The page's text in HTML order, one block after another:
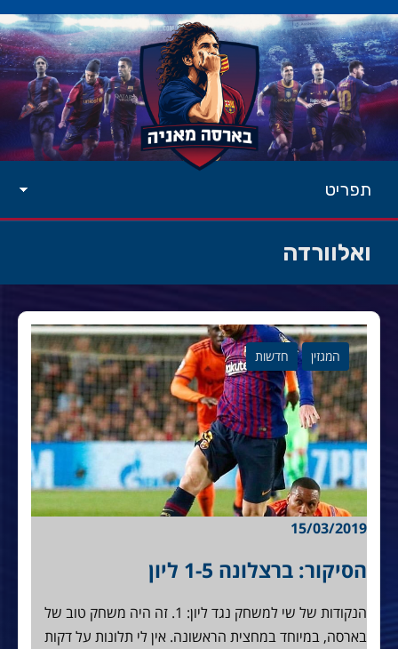
תפריט
ואלוורדה
המגזין חדשות
15/03/2019
הסיקור: ברצלונה 1-5 ליון
הנקודות של שי למשחק נגד ליון: 1. זה היה משחק טוב של
בארסה, במיוחד במחצית הראשונה. אין לי תלונות על דקות